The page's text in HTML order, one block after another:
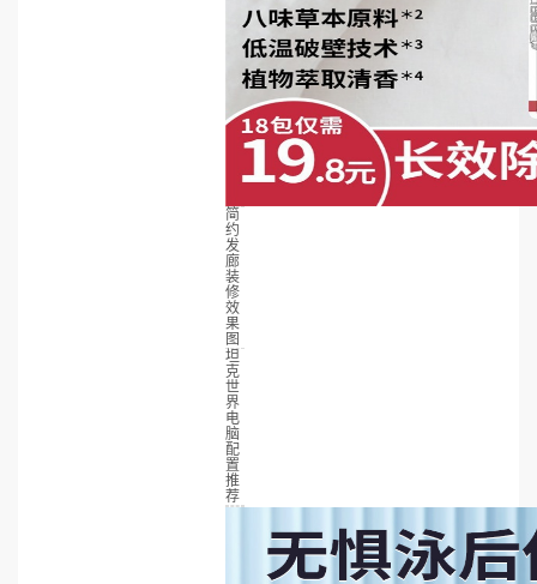
简
约
发
廊
装
修
效
果
图
坦
克
世
界
电
脑
配
置
推
荐